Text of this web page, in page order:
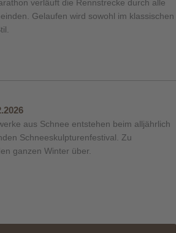
verläuft die Rennstrecke durch alle
Gelaufen wird sowohl im klassischen
aus Schnee entstehen beim alljährlich
Schneeskulpturenfestival. Zu
ganzen Winter über.